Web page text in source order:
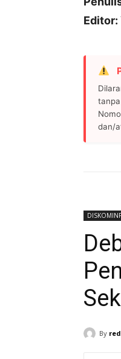
Editor:
dan/